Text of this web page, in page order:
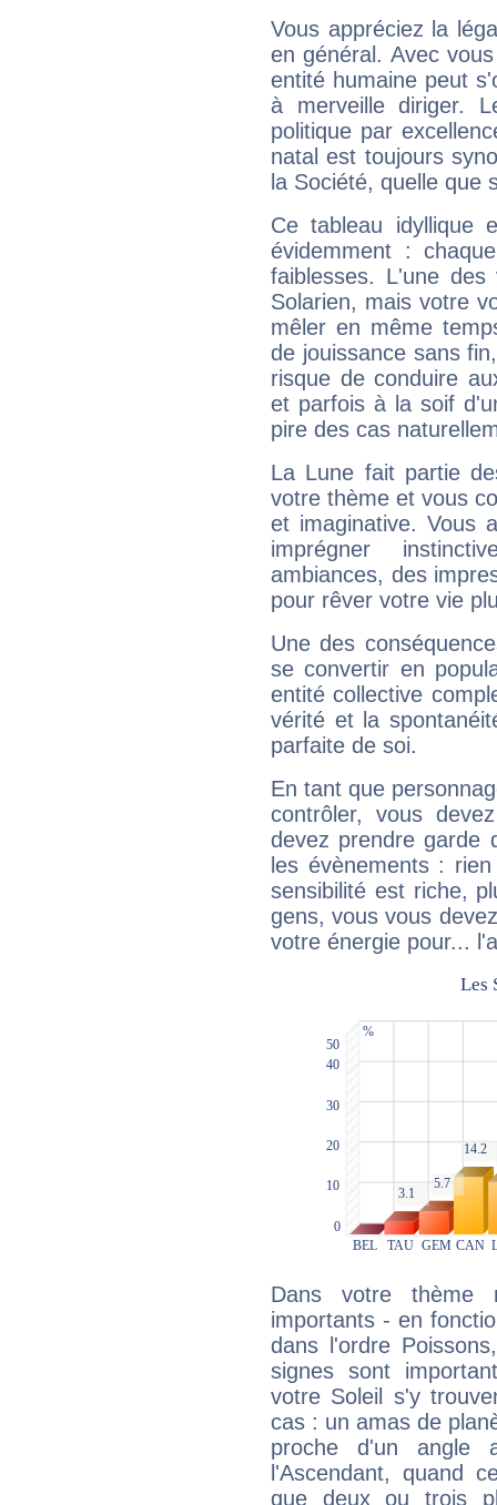
Vous appréciez la
en général. Avec
entité humaine peut
à merveille diriger.
politique par
natal est toujours
la Société, quelle que
Ce tableau idyllique
évidemment :
faiblesses. L'une
Solarien, mais votre
mêler en même
de jouissance sans
risque de conduire
et parfois à la soif
pire des cas
La Lune fait partie
votre thème et vous
et imaginative. Vous
imprégner
ambiances, des
pour rêver votre vie
Une des
se convertir en
entité collective
vérité et la
parfaite de soi.
En tant que
contrôler, vous
devez prendre garde
les évènements :
sensibilité est riche,
gens, vous vous
votre énergie pour...
Dans votre thème
importants - en
dans l'ordre
signes sont
votre Soleil s'y
cas : un amas de
proche d'un
l'Ascendant, quand
que deux ou trois